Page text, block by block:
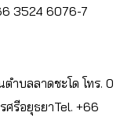
3524 6076-7
ำบลลาดชะโด โทร. 0
รีอยุธยาTel. +66